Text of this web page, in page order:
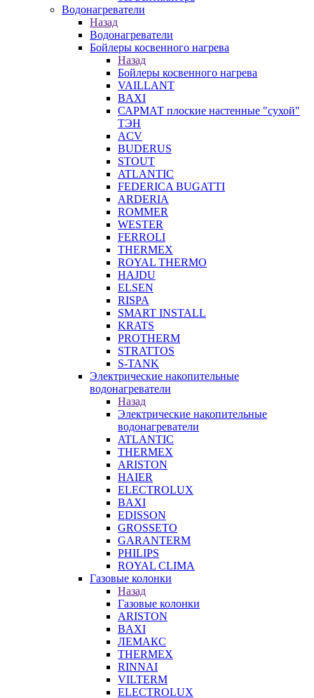
Водонагреватели
Назад
Водонагреватели
Бойлеры косвенного нагрева
Назад
Бойлеры косвенного нагрева
VAILLANT
BAXI
САРМАТ плоские настенные "сухой"
ТЭН
ACV
BUDERUS
STOUT
ATLANTIC
FEDERICA BUGATTI
ARDERIA
ROMMER
WESTER
FERROLI
THERMEX
ROYAL THERMO
HAJDU
ELSEN
RISPA
SMART INSTALL
KRATS
PROTHERM
STRATTOS
S-TANK
Электрические накопительные
водонагреватели
Назад
Электрические накопительные
водонагреватели
ATLANTIC
THERMEX
ARISTON
HAIER
ELECTROLUX
BAXI
EDISSON
GROSSETO
GARANTERM
PHILIPS
ROYAL CLIMA
Газовые колонки
Назад
Газовые колонки
ARISTON
BAXI
ЛЕМАКС
THERMEX
RINNAI
VILTERM
ELECTROLUX